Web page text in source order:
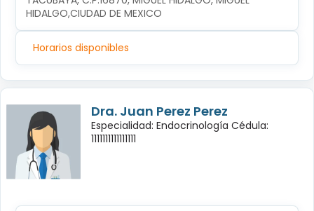
HIDALGO,CIUDAD DE MEXICO
Horarios disponibles
Dra. Juan Perez Perez
Especialidad: Endocrinología Cédula:
1111111111111111